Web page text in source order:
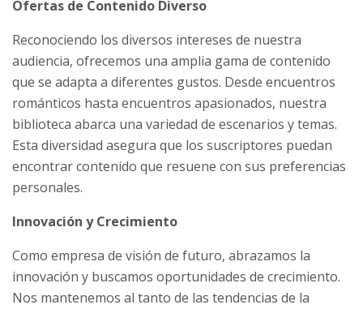
Ofertas de Contenido Diverso
Reconociendo los diversos intereses de nuestra
audiencia, ofrecemos una amplia gama de contenido
que se adapta a diferentes gustos. Desde encuentros
románticos hasta encuentros apasionados, nuestra
biblioteca abarca una variedad de escenarios y temas.
Esta diversidad asegura que los suscriptores puedan
encontrar contenido que resuene con sus preferencias
personales.
Innovación y Crecimiento
Como empresa de visión de futuro, abrazamos la
innovación y buscamos oportunidades de crecimiento.
Nos mantenemos al tanto de las tendencias de la